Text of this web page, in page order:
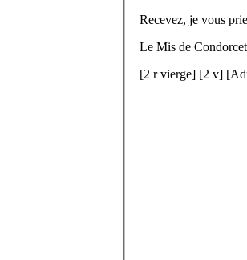
Recevez, je vous
Le Mis de
[2 rvierge] [2 v]